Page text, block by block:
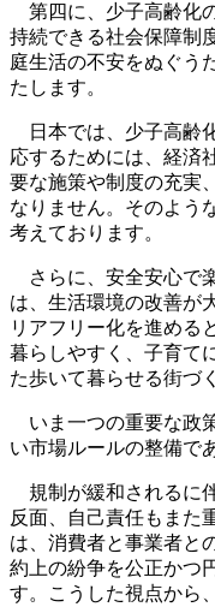
第四に、少子高齢化
持続できる社会保障制
庭生活の不安をぬぐう
たします。
日本では、少子高齢
応するためには、経済
要な施策や制度の充実
なりません。そのよう
考えております。
さらに、安全安心で
は、生活環境の改善が
リアフリー化を進める
暮らしやすく、子育て
た歩いて暮らせる街づ
いま一つの重要な政
い市場ルールの整備で
規制が緩和されるに
反面、自己責任もまた
は、消費者と事業者と
約上の紛争を公正かつ
す。こうした視点から